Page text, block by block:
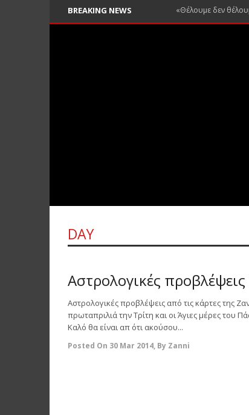
BREAKING NEWS «Θέλουμε δεν
DAY
Αστρολογικές
Αστρολογικές προβλέψεις από τις κάρτες της
πρωταπριλιά την Τρίτη και οι Άγιες μέρες του
Καλό θα είναι απ ότι ακούσου...
Posted On 30 Mar 2014, By Zanni